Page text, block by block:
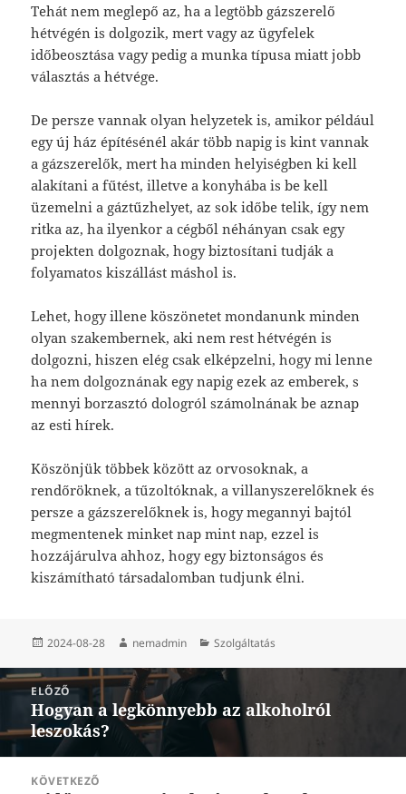
Tehát nem meglepő az, ha a legtöbb gázszerelő
hétvégén is dolgozik, mert vagy az ügyfelek
időbeosztása vagy pedig a munka típusa miatt jobb
választás a hétvége.
De persze vannak olyan helyzetek is, amikor például
egy új ház építésénél akár több napig is kint vannak
a gázszerelők, mert ha minden helyiségben ki kell
alakítani a fűtést, illetve a konyhába is be kell
üzemelni a gáztűzhelyet, az sok időbe telik, így nem
ritka az, ha ilyenkor a cégből néhányan csak egy
projekten dolgoznak, hogy biztosítani tudják a
folyamatos kiszállást máshol is.
Lehet, hogy illene köszönetet mondanunk minden
olyan szakembernek, aki nem rest hétvégén is
dolgozni, hiszen elég csak elképzelni, hogy mi lenne
ha nem dolgoznának egy napig ezek az emberek, s
mennyi borzasztó dologról számolnának be aznap
az esti hírek.
Köszönjük többek között az orvosoknak, a
rendőröknek, a tűzoltóknak, a villanyszerelőknek és
persze a gázszerelőknek is, hogy megannyi bajtól
megmentenek minket nap mint nap, ezzel is
hozzájárulva ahhoz, hogy egy biztonságos és
kiszámítható társadalomban tudjunk élni.
Közzétéve
2024-08-28 Szerző
nemadmin Kategória
Szolgáltatás
Bejegyzés
navigáció
ELŐZŐ
Korábbi
bejegyzések:
Hogyan a legkönnyebb az alkoholról
leszokás?
KÖVETKEZŐ